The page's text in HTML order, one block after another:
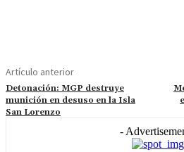
Artículo anterior
Detonación: MGP destruye
munición en desuso en la Isla
San Lorenzo
-